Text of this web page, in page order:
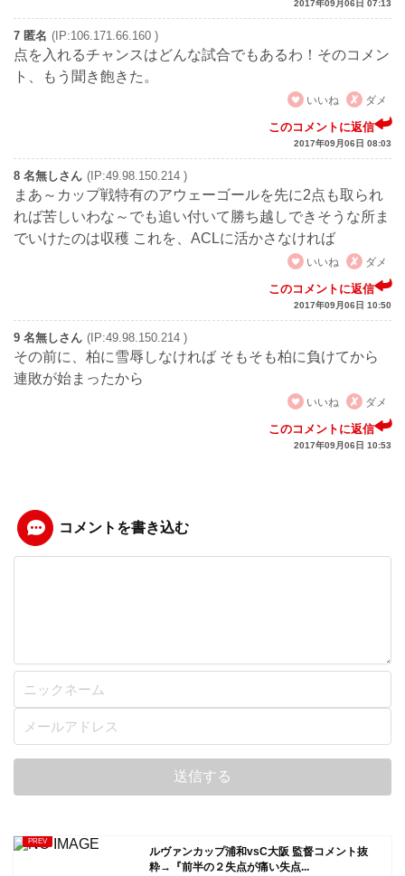
2017年09月06日 07:13
7 匿名 (IP:106.171.66.160 )
点を入れるチャンスはどんな試合でもあるわ！そのコメン
ト、もう聞き飽きた。
いいね
ダメ
このコメントに返信
2017年09月06日 08:03
8 名無しさん (IP:49.98.150.214 )
まあ～カップ戦特有のアウェーゴールを先に2点も取られ
れば苦しいわな～でも追い付いて勝ち越しできそうな所ま
でいけたのは収穫 これを、ACLに活かさなければ
いいね
ダメ
このコメントに返信
2017年09月06日 10:50
9 名無しさん (IP:49.98.150.214 )
その前に、柏に雪辱しなければ そもそも柏に負けてから
連敗が始まったから
いいね
ダメ
このコメントに返信
2017年09月06日 10:53
コメントを書き込む
ルヴァンカップ浦和vsC大阪 監督コメント抜
粋→『前半の２失点が痛い失点...